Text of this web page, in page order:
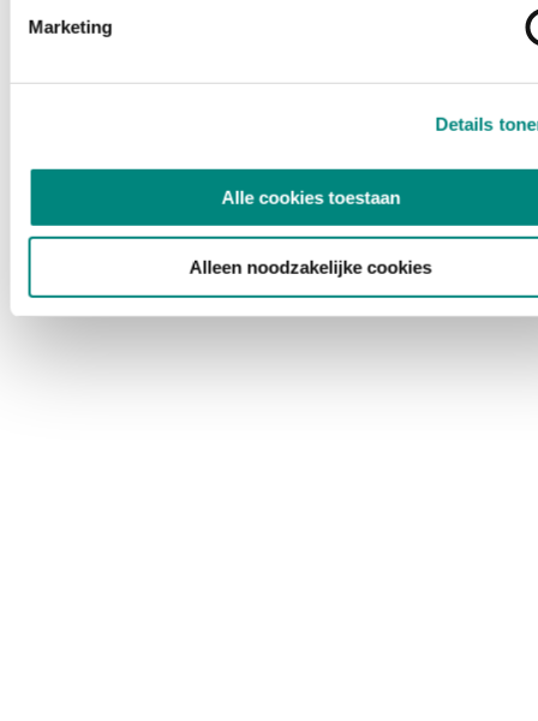
Marketing
Details
Alle cookies toestaan
Alleen noodzakelijke cookies